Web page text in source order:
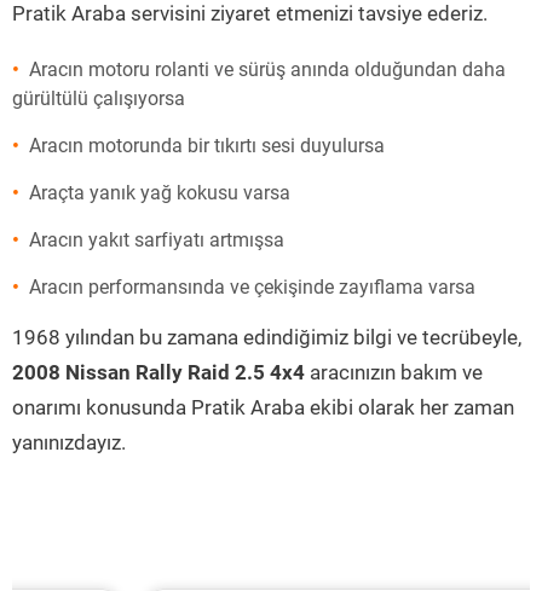
Pratik Araba servisini ziyaret etmenizi tavsiye ederiz.
Aracın motoru rolanti ve sürüş anında olduğundan daha
gürültülü çalışıyorsa
Aracın motorunda bir tıkırtı sesi duyulursa
Araçta yanık yağ kokusu varsa
Aracın yakıt sarfiyatı artmışsa
Aracın performansında ve çekişinde zayıflama varsa
1968 yılından bu zamana edindiğimiz bilgi ve tecrübeyle,
2008 Nissan Rally Raid 2.5 4x4 aracınızın bakım ve
onarımı konusunda Pratik Araba ekibi olarak her zaman
yanınızdayız.